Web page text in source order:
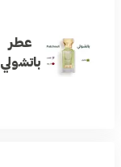
عطر
باتشولي